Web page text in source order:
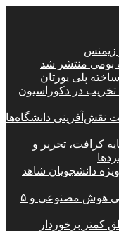
زیمنس
بومی منتشر شد
پلی یورتان
در دکوراسیون
نقش‌آفرینی دانشگاه‌ها
کرافت، تحریر و
دانشجویان شاهد
سرمایه‌گذاری روی هسته‌های نخبگانی هوش مصنوعی و ۵
کمتر برخوردار